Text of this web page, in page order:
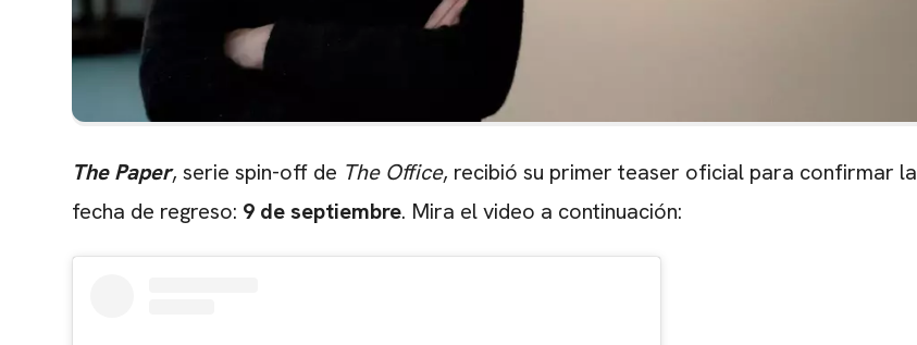
The Paper, serie spin-off de The Office, recibió su primer teaser oficial para confirmar la
fecha de regreso: 9 de septiembre. Mira el video a continuación: